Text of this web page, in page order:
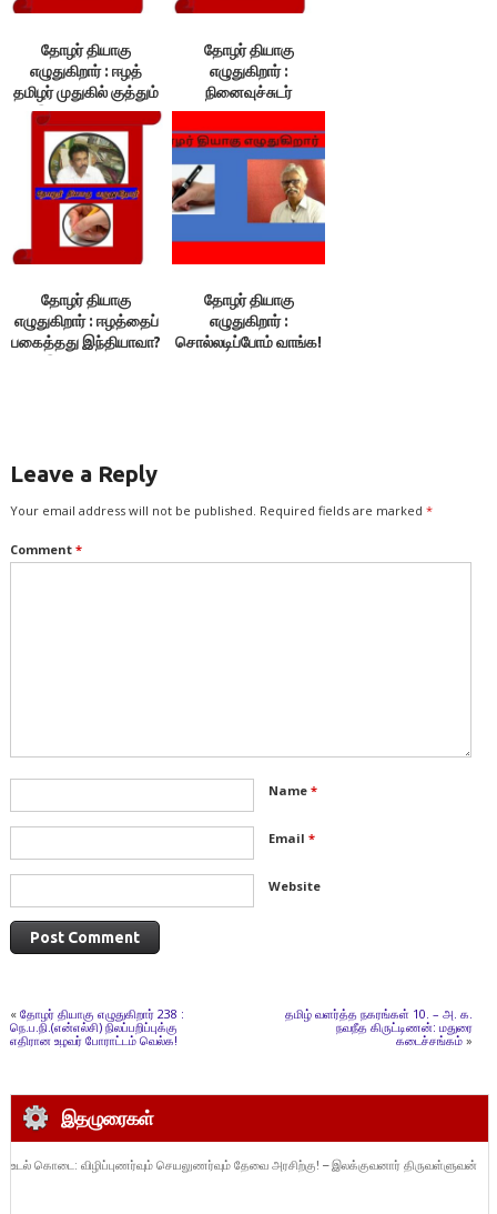
தோழர் தியாகு
எழுதுகிறார் : ஈழத்
தமிழர் முதுகில் குத்தும்
இந்திய வல்லரசு!
தோழர் தியாகு
எழுதுகிறார் :
நினைவுச்சுடர்
வழிகாட்டும்
ஒளிவிளக்கம்!
தோழர் தியாகு
எழுதுகிறார் : ஈழத்தைப்
பகைத்தது இந்தியாவா?
தோழர் தியாகு
எழுதுகிறார் :
சொல்லடிப்போம் வாங்க!
Leave a Reply
Your email address will not be published. Required fields are marked *
Comment *
Name *
Email *
Website
« தோழர் தியாகு எழுதுகிறார் 238 :
நெ.ப.நி.(என்எல்சி) நிலப்பறிப்புக்கு
எதிரான உழவர் போராட்டம் வெல்க!
தமிழ் வளர்த்த நகரங்கள் 10. – அ. க.
நவநீத கிருட்டிணன்: மதுரை
கடைச்சங்கம் »
இதழுரைகள்
உடல் கொடை: விழிப்புணர்வும் செயலுணர்வும் தேவை அரசிற்கு! – இலக்குவனார் திருவள்ளுவன்